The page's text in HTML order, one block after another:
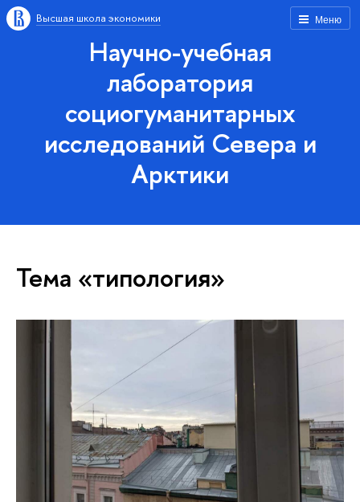
Меню
Высшая школа экономики
Научно-учебная
лаборатория
социогуманитарных
исследований Севера и
Арктики
Тема «типология»